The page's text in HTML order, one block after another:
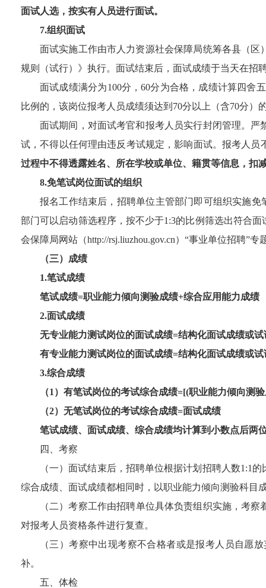
面试人选，按实有人员进行面试。
7.组织面试
面试实施工作由市人力资源社会保障局统筹各县（区
规则（试行）》执行。 面试结束后，面试成绩于当天在招
面试成绩满分为100分，60分为合格，成绩计算四舍
比例的，该岗位报考人员成绩须达到 70分以上（含70分）
面试期间，对面试考官和报考人员实行封闭管理。
试，不得以任何理由违反考试规定，影响面试。报考人员
过程中不得透露姓名、所在学校或单位、籍贯等信息，扣
8.免笔试岗位面试的组织
报名工作结束后，招聘单位主管部门即可组织实施
部门可以启动筛选程序，按不少于1:3的比例筛选出符合面
会保障局网站（http://rsj.liuzhou.gov.cn）“事业单位招聘”专
（三） 成绩
1.笔试成绩
笔试成绩=职业能力倾向测验成绩+综合应用能力成绩
2.面试成绩
无专业能力测试岗位的面试成绩=结构化面试成绩或
有专业能力测试岗位的面试成绩=结构化面试成绩或
3.综合成绩
（1 ）有笔试岗位的考试综合成绩=[(职业能力倾向测
（2）无笔试岗位的考试综合成绩=面试成绩
笔试成绩、面试成绩、综合成绩均计算到小数点后两
四、 考察
（一）面试结束后，招聘单位根据计划招聘人数1:1 的
综合成绩、面试成绩都相同时，以职业能力倾向测验科目
（二）考察工作由招聘单位具体负责组织实施，考察
对报考人员资格条件进行复查。
（三）考察中出现考察不合格者或是报考人员自愿
补。
五、体检